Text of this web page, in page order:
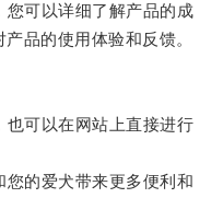
可以详细了解产品的成
品的使用体验和反馈。
可以在网站上直接进行
的爱犬带来更多便利和